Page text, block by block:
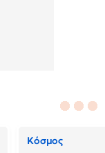
Κόσμος